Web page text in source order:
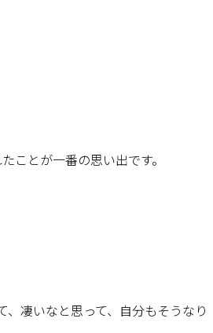
ことが一番の思い出です。
凄いなと思って、自分もそうなり